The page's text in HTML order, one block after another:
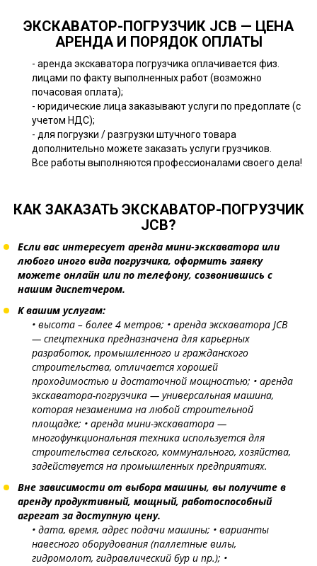
ЭКСКАВАТОР-ПОГРУЗЧИК JCB — ЦЕНА
АРЕНДА И ПОРЯДОК ОПЛАТЫ
- аренда экскаватора погрузчика оплачивается физ.
лицами по факту выполненных работ (возможно
почасовая оплата);
- юридические лица заказывают услуги по предоплате (с
учетом НДС);
- для погрузки / разгрузки штучного товара
дополнительно можете заказать услуги грузчиков.
Все работы выполняются профессионалами своего дела!
КАК ЗАКАЗАТЬ ЭКСКАВАТОР-ПОГРУЗЧИК
JCB?
Если вас интересует аренда мини-экскаватора или
любого иного вида погрузчика, оформить заявку
можете онлайн или по телефону, созвонившись с
нашим диспетчером.
К вашим услугам:
• высота – более 4 метров; • аренда экскаватора JCB
— спецтехника предназначена для карьерных
разработок, промышленного и гражданского
строительства, отличается хорошей
проходимостью и достаточной мощностью; • аренда
экскаватора-погрузчика — универсальная машина,
которая незаменима на любой строительной
площадке; • аренда мини-экскаватора —
многофункциональная техника используется для
строительства сельского, коммунального, хозяйства,
задействуется на промышленных предприятиях.
Вне зависимости от выбора машины, вы получите в
аренду продуктивный, мощный, работоспособный
агрегат за доступную цену.
• дата, время, адрес подачи машины; • варианты
навесного оборудования (паллетные вилы,
гидромолот, гидравлический бур и пр.); •